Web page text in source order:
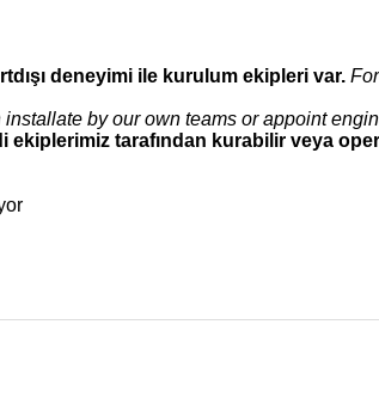
deneyimi ile kurulum ekipleri var.
by our own teams or appoint
ekiplerimiz tarafından kurabilir veya